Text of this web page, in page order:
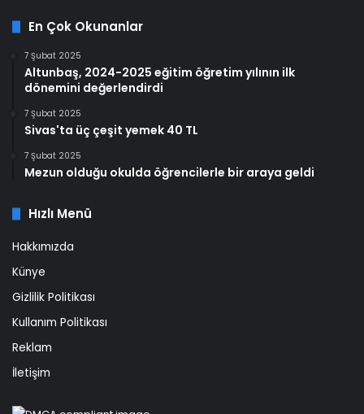
En Çok Okunanlar
7 Şubat 2025
Altunbaş, 2024-2025 eğitim öğretim yılının ilk
dönemini değerlendirdi
7 Şubat 2025
Sivas'ta üç çeşit yemek 40 TL
7 Şubat 2025
Mezun olduğu okulda öğrencilerle bir araya geldi
Hızlı Menü
Hakkımızda
Künye
Gizlilik Politikası
Kullanım Politikası
Reklam
İletişim